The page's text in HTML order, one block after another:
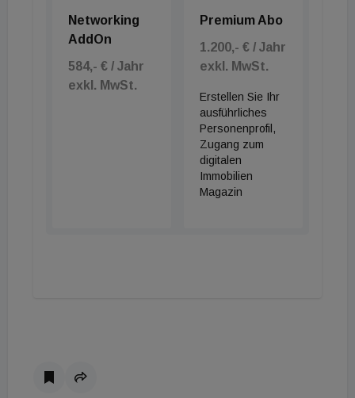
Networking
AddOn
584,- € / Jahr
exkl. MwSt.
Premium Abo
1.200,- € / Jahr
exkl. MwSt.
Erstellen Sie Ihr
ausführliches
Personenprofil,
Zugang zum
digitalen
Immobilien
Magazin